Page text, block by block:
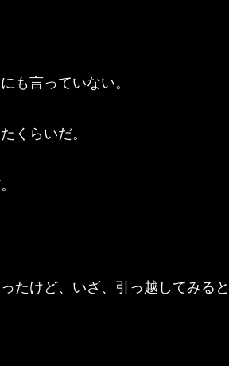
も言っていない。
くらいだ。
たけど、いざ、引っ越してみると